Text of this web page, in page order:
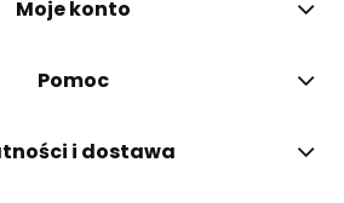
Moje konto
Pomoc
i dostawa